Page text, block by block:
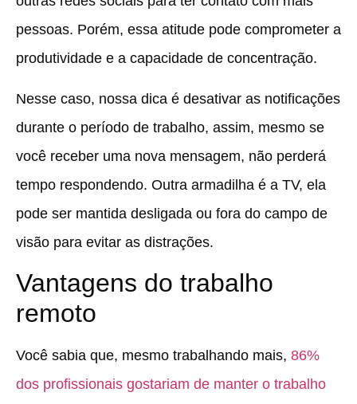
pessoas. Porém, essa atitude pode comprometer a
produtividade e a capacidade de concentração.
Nesse caso, nossa dica é desativar as notificações
durante o período de trabalho, assim, mesmo se
você receber uma nova mensagem, não perderá
tempo respondendo. Outra armadilha é a TV, ela
pode ser mantida desligada ou fora do campo de
visão para evitar as distrações.
Vantagens do trabalho
remoto
Você sabia que, mesmo trabalhando mais, 86%
dos profissionais gostariam de manter o trabalho